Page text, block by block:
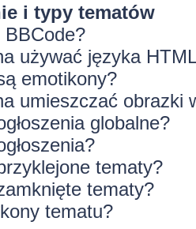
i typy tematów
używać języka
emotikony?
umieszczać obrazki
globalne?
tematy?
tematy?
tematu?